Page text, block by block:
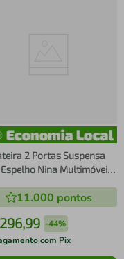
2 Portas Suspensa
Nina Multimóveis
11.000 pontos
296,99 -44%
com Pix